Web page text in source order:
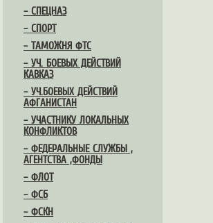
– СПЕЦНАЗ
– СПОРТ
– ТАМОЖНЯ ФТС
– УЧ. БОЕВЫХ ДЕЙСТВИЙ
КАВКАЗ
– УЧ.БОЕВЫХ ДЕЙСТВИЙ
АФГАНИСТАН
– УЧАСТНИКУ ЛОКАЛЬНЫХ
КОНФЛИКТОВ
– ФЕДЕРАЛЬНЫЕ СЛУЖБЫ ,
АГЕНТСТВА ,ФОНДЫ
– ФЛОТ
– ФСБ
– ФСКН